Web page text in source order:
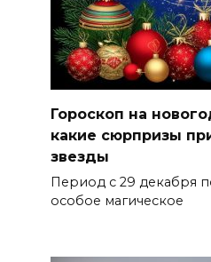
Гороскоп на
какие сюрпризы
звезды
Период с 29 декабря
особое магическое